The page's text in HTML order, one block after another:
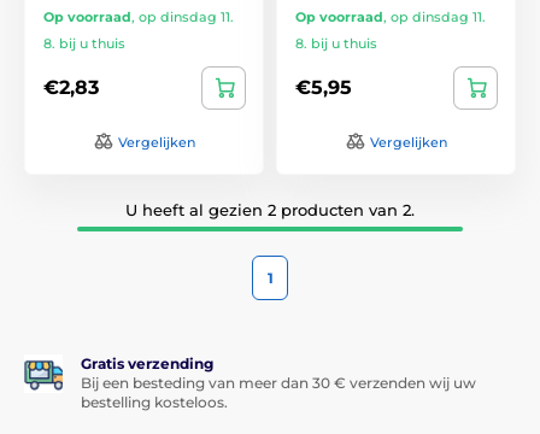
Op voorraad, op dinsdag 11.
8. bij u thuis
€2,83
Vergelijken
Op voorraad, op dinsdag 11.
8. bij u thuis
€5,95
Vergelijken
U heeft al gezien 2 producten van 2.
1
Gratis verzending
Bij een besteding van meer dan 30 € verzenden wij uw
bestelling kosteloos.